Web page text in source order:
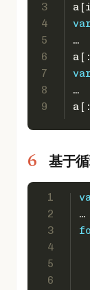
3
4
5
6
7
8
9
…
a[:
…
a[:
基于
1
2
3
4
5
6
…